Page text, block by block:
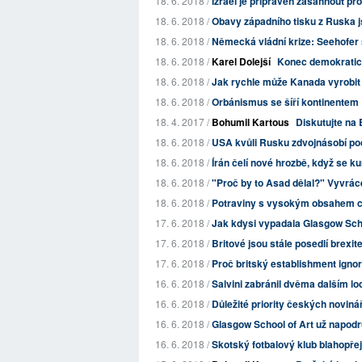
18. 6. 2018 /Obavy západního tisku z
18. 6. 2018 /Německá vládní krize:
18. 6. 2018 /Karel Dolejší Konec
18. 6. 2018 /Jak rychle může Kanada
18. 6. 2018 /Orbánismus se šíří kontinentem
18. 4. 2017 /Bohumil Kartous Diskutujte na
18. 6. 2018 /USA kvůli Rusku zdvojnásobí
18. 6. 2018 /Írán čelí nové hrozbě, když se
18. 6. 2018 /"Proč by to Asad dělal?"
18. 6. 2018 /Potraviny s vysokým obsahem
17. 6. 2018 /Jak kdysi vypadala Glasgow
17. 6. 2018 /Britové jsou stále posedlí
17. 6. 2018 /Proč britský establishment
16. 6. 2018 /Salvini zabránil dvěma dalším
16. 6. 2018 /Důležité priority českých
16. 6. 2018 /Glasgow School of Art už
16. 6. 2018 /Skotský fotbalový klub